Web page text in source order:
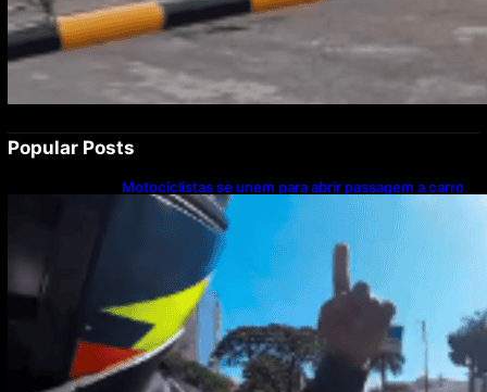
Popular Posts
Motociclistas se unem para abrir passagem a carro
com paciente em parada cardíaca